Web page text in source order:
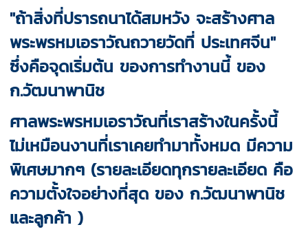
"ถ้าสิ่งที่ปรารถนาได้สมหวัง จะสร้างศาล
พระพรหมเอราวัณถวายวัดที่ ประเทศจีน"
ซึ่งคือจุดเริ่มต้น ของการทำงานนี้ ของ
ก.วัฒนาพานิช
ศาลพระพรหมเอราวัณที่เราสร้างในครั้งนี้
ไม่เหมือนงานที่เราเคยทำมาทั้งหมด มีความ
พิเศษมากๆ (รายละเอียดทุกรายละเอียด คือ
ความตั้งใจอย่างที่สุด ของ ก.วัฒนาพานิช
และลูกค้า )